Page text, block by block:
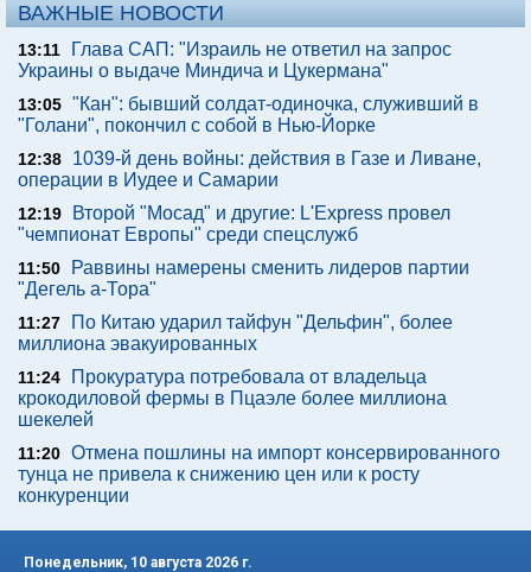
ВАЖНЫЕ НОВОСТИ
13:11
Глава САП: "Израиль не ответил на запрос
Украины о выдаче Миндича и Цукермана"
13:05 "Кан": бывший солдат-одиночка, служивший в
"Голани", покончил с собой в Нью-Йорке
12:38
1039-й день войны: действия в Газе и Ливане,
операции в Иудее и Самарии
12:19
Второй "Мосад" и другие: L'Express провел
"чемпионат Европы" среди спецслужб
11:50
Раввины намерены сменить лидеров партии
"Дегель а-Тора"
11:27
По Китаю ударил тайфун "Дельфин", более
миллиона эвакуированных
11:24
Прокуратура потребовала от владельца
крокодиловой фермы в Пцаэле более миллиона
шекелей
11:20 Отмена пошлины на импорт консервированного
тунца не привела к снижению цен или к росту
конкуренции
Понедельник, 10 августа 2026 г.